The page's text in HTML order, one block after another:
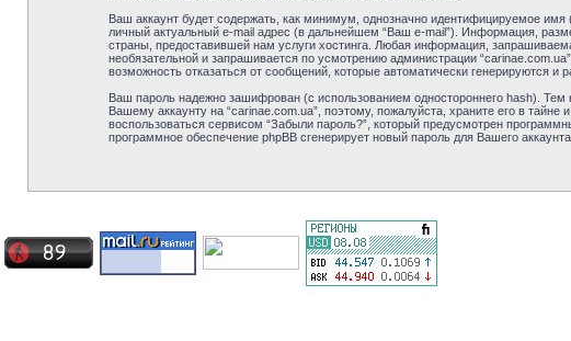
Ваш аккаунт будет содержать, как минимум, однозначно идентифицируемое
личный актуальный e-mail адрес (в дальнейшем “Ваш e-mail”). Информация,
страны, предоставившей нам услуги хостинга. Любая информация,
необязательной и запрашивается по усмотрению администрации
возможность отказаться от сообщений, которые автоматически генерируются
Ваш пароль надежно зашифрован (с использованием одностороннего hash).
Вашему аккаунту на “carinae.com.ua”, поэтому, пожалуйста, храните его в
воспользоваться сервисом “Забыли пароль?”, который предусмотрен
программное обеспечение phpBB сгенерирует новый пароль для Вашего